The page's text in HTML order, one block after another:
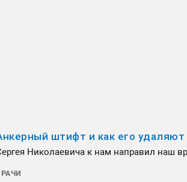
штифт и как его удаляют
Николаевича к нам направил наш